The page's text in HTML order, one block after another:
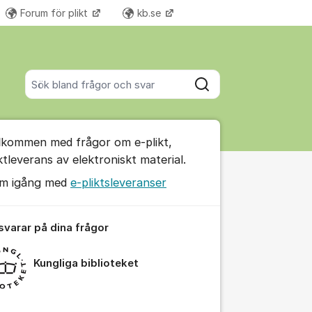
Sök bland alla inlägg
Sök
Forum för plikt kb.se Fler supportlänkar
kommentaren
för inlägg/kommentar
med frågor om e-plikt,
av elektroniskt material.
igång med e-pliktsleveranser
på dina frågor
Kungliga biblioteket